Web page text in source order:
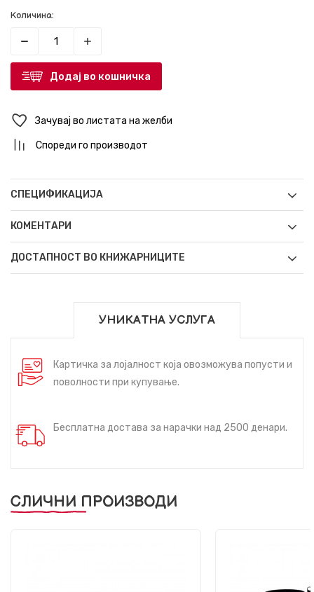
Количина:
Додај во кошничка
Зачувај во листата на желби
Спореди го производот
СПЕЦИФИКАЦИЈА
КОМЕНТАРИ
ДОСТАПНОСТ ВО КНИЖАРНИЦИТЕ
УНИКАТНА УСЛУГА
Картичка за лојалност која овозможува попусти и
поволности при купување.
Бесплатна достава за нарачки над 2500 денари.
СЛИЧНИ ПРОИЗВОДИ